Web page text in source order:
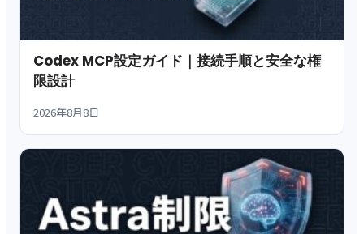
Codex MCP設定ガイド｜接続手順と安全な権
限設計
2026年8月8日